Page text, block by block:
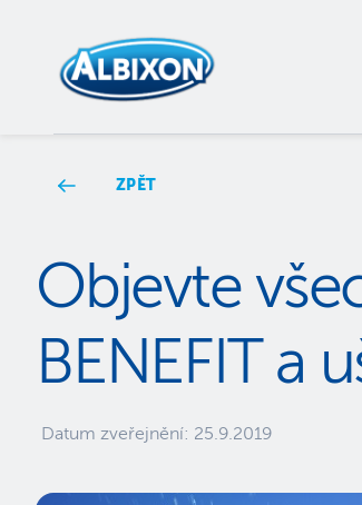
ZPĚT
Objevte
BENEFIT a
Datum zveřejnění: 25.9.2019